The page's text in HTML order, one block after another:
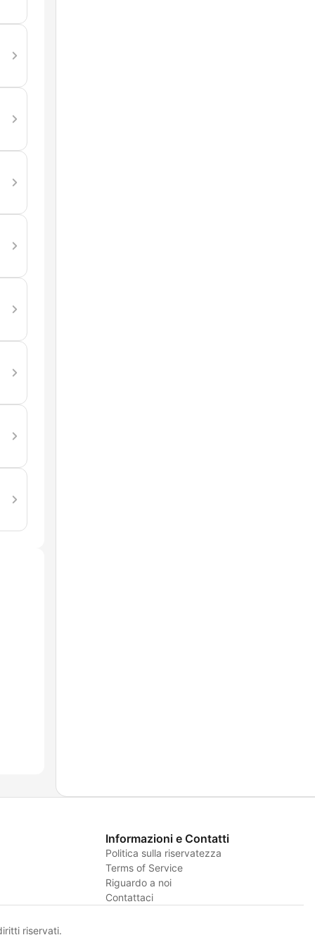
Informazioni e Contatti
Politica sulla riservatezza
Terms of Service
Riguardo a noi
Contattaci
riservati.